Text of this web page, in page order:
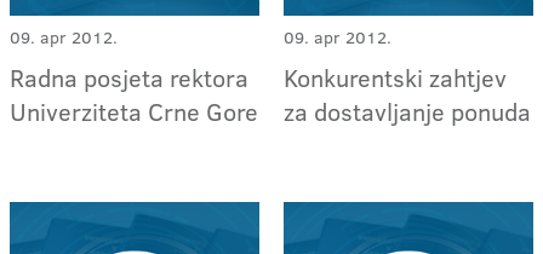
09. apr 2012.
Radna posjeta rektora
Univerziteta Crne Gore
09. apr 2012.
Konkurentski zahtjev
za dostavljanje ponuda